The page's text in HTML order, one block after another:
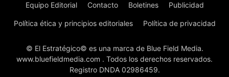
Equipo Editorial Contacto Boletines Publicidad
Política ética y principios editoriales Política de privacidad
© El Estratégico© es una marca de Blue Field Media.
www.bluefieldmedia.com . Todos los derechos reservados.
Registro DNDA 02986459.